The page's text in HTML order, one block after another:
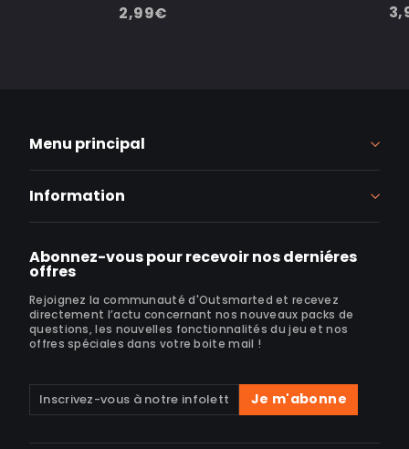
2,99€
Menu principal
Information
Abonnez-vous pour recevoir nos derniéres
offres
Rejoignez la communauté d'Outsmarted et recevez
directement l’actu concernant nos nouveaux packs de
questions, les nouvelles fonctionnalités du jeu et nos
offres spéciales dans votre boite mail !
Inscrivez-
vous
S'inscrire Je m'abonne